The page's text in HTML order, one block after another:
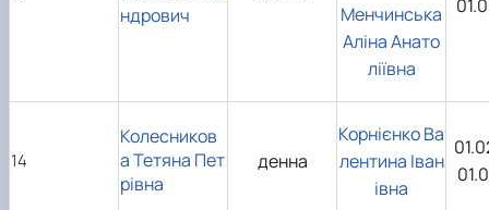
ндрович
Менчинська
Аліна Анато
ліївна
14
Колесников
а Тетяна Пет
рівна
денна
Корнієнко Ва
лентина Іван
івна